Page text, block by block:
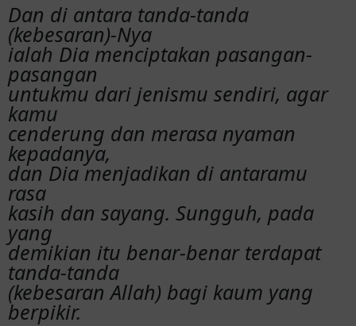
Dan di antara tanda-tanda
(kebesaran)-Nya
ialah Dia menciptakan pasangan-
pasangan
untukmu dari jenismu sendiri, agar
kamu
cenderung dan merasa nyaman
kepadanya,
dan Dia menjadikan di antaramu
rasa
kasih dan sayang. Sungguh, pada
yang
demikian itu benar-benar terdapat
tanda-tanda
(kebesaran Allah) bagi kaum yang
berpikir.